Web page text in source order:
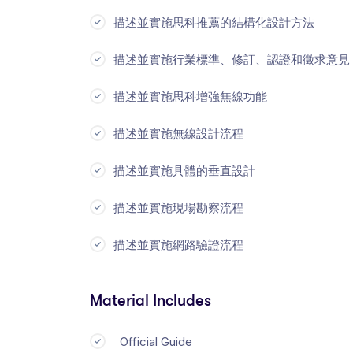
描述並實施思科推薦的結構化設計方法
描述並實施行業標準、修訂、認證和徵求意
描述並實施思科增強無線功能
描述並實施無線設計流程
描述並實施具體的垂直設計
描述並實施現場勘察流程
描述並實施網路驗證流程
Material Includes
Official Guide